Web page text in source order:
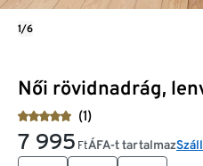
Női rövidnadrág,
(1)
7 995 FtÁFA-t tartalmaz
1/6